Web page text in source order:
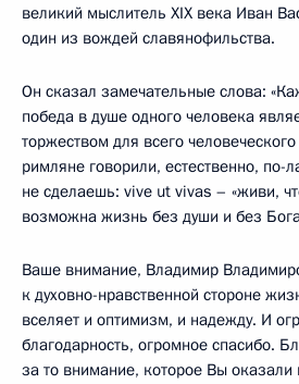
великий мыслитель XIX века Иван
один из вождей славянофильства.
Он сказал замечательные слова:
победа в душе одного человека
торжеством для всего
римляне говорили, естественно, по-
не сделаешь: vive ut vivas – «живи,
возможна жизнь без души и без
Ваше внимание, Владимир
к духовно-нравственной стороне
вселяет и оптимизм, и надежду. И
благодарность, огромное спасибо.
за то внимание, которое Вы оказали